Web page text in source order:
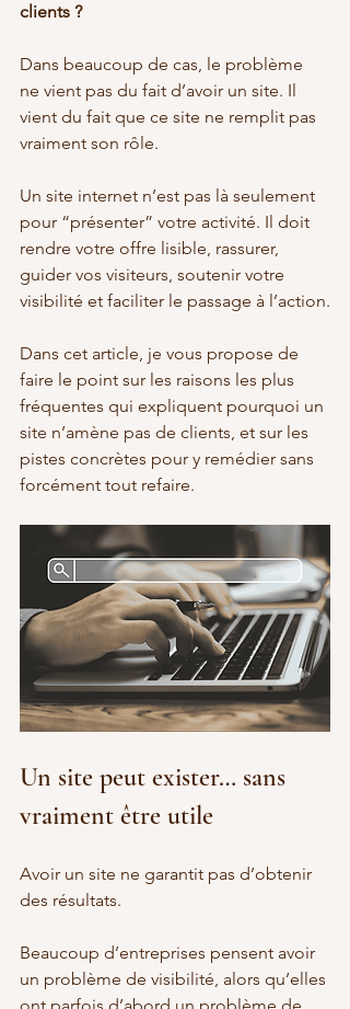
clients ?
Dans beaucoup de cas, le problème
ne vient pas du fait d’avoir un site. Il
vient du fait que ce site ne remplit pas
vraiment son rôle.
Un site internet n’est pas là seulement
pour “présenter” votre activité. Il doit
rendre votre offre lisible, rassurer,
guider vos visiteurs, soutenir votre
visibilité et faciliter le passage à l’action.
Dans cet article, je vous propose de
faire le point sur les raisons les plus
fréquentes qui expliquent pourquoi un
site n’amène pas de clients, et sur les
pistes concrètes pour y remédier sans
forcément tout refaire.
Un site peut exister… sans
vraiment être utile
Avoir un site ne garantit pas d’obtenir
des résultats.
Beaucoup d’entreprises pensent avoir
un problème de visibilité, alors qu’elles